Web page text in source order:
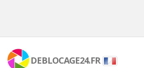
DEBLOCAGE24.FR